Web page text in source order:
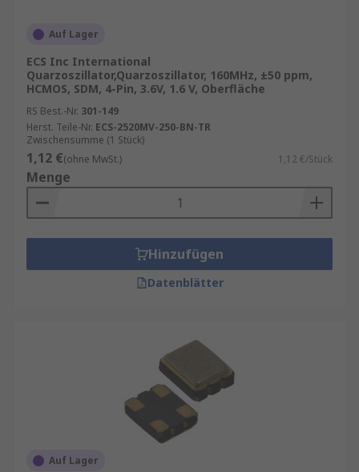
Auf Lager
ECS Inc International
Quarzoszillator,Quarzoszillator, 160MHz, ±50 ppm,
HCMOS, SDM, 4-Pin, 3.6V, 1.6 V, Oberfläche
RS Best.-Nr. 301-149
Herst. Teile-Nr. ECS-2520MV-250-BN-TR
Zwischensumme (1 Stück)
1,12 €(ohne MwSt.) 1,12 €/Stück
Menge
Hinzufügen
Datenblätter
Auf Lager